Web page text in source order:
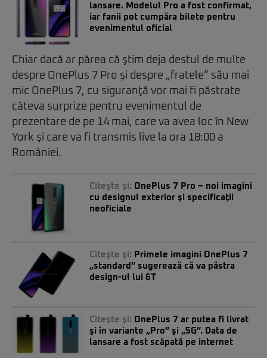
lansare. Modelul Pro a fost confirmat,
iar fanii pot cumpăra bilete pentru
evenimentul oficial
Chiar dacă ar părea că ştim deja destul de multe
despre OnePlus 7 Pro şi despre „fratele” său mai
mic OnePlus 7, cu siguranţă vor mai fi păstrate
câteva surprize pentru evenimentul de
prezentare de pe 14 mai, care va avea loc în New
York şi care va fi transmis live la ora 18:00 a
României.
Citeşte şi: OnePlus 7 Pro – noi imagini
cu designul exterior şi specificaţii
neoficiale
Citeşte şi: Primele imagini OnePlus 7
„standard” sugerează că va păstra
design-ul lui 6T
Citeşte şi: OnePlus 7 ar putea fi livrat
şi în variante „Pro” şi „5G”. Data de
lansare a fost scăpată pe internet